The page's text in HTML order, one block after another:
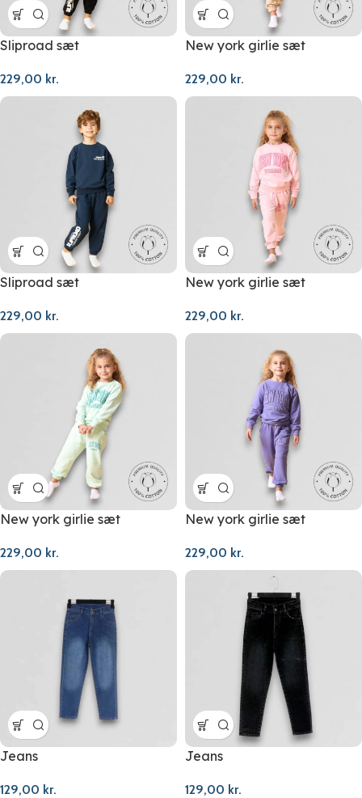
Sliproad sæt
229,00 kr.
New york girlie sæt
229,00 kr.
Sliproad sæt
229,00 kr.
New york girlie sæt
229,00 kr.
New york girlie sæt
229,00 kr.
New york girlie sæt
229,00 kr.
Jeans
129,00 kr.
Jeans
129,00 kr.